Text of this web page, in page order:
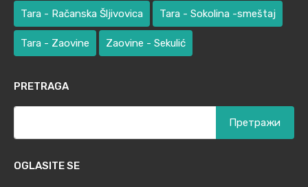
Tara - Račanska Šljivovica Tara - Sokolina -smeštaj
Tara - Zaovine Zaovine - Sekulić
PRETRAGA
OGLASITE SE